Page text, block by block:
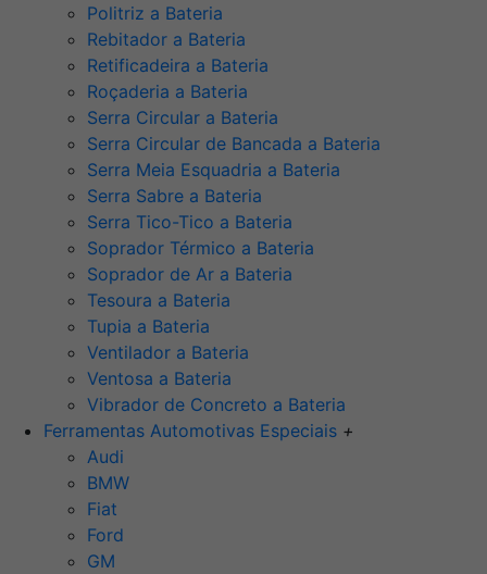
Politriz a Bateria
Rebitador a Bateria
Retificadeira a Bateria
Roçaderia a Bateria
Serra Circular a Bateria
Serra Circular de Bancada a Bateria
Serra Meia Esquadria a Bateria
Serra Sabre a Bateria
Serra Tico-Tico a Bateria
Soprador Térmico a Bateria
Soprador de Ar a Bateria
Tesoura a Bateria
Tupia a Bateria
Ventilador a Bateria
Ventosa a Bateria
Vibrador de Concreto a Bateria
Ferramentas Automotivas Especiais +
Audi
BMW
Fiat
Ford
GM